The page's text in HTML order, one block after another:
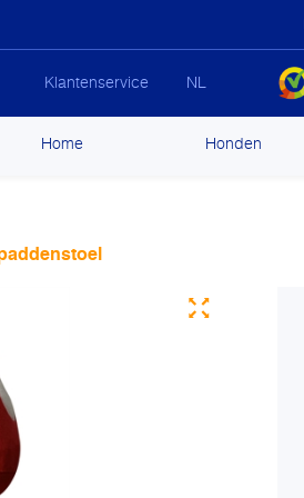
Klantenservice NL
Home Honden